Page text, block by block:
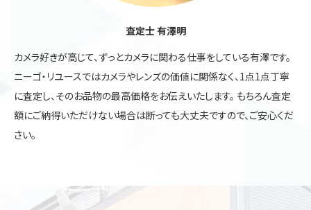
査定士 有澤明
カメラ好きが高じて、ずっとカメラに関わる仕事をしている有澤です。
ニーゴ・リユースではカメラやレンズの価値に関係なく、1点1点丁寧
に査定し、そのお品物の最高価格をお伝えいたします。 もちろん査定
額にご納得いただけない場合は断っても大丈夫ですので、ご安心くだ
さい。